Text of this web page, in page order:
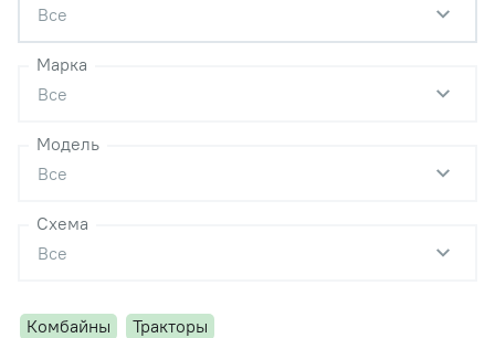
Все
Марка
Все
Модель
Все
Схема
Все
Комбайны
Тракторы